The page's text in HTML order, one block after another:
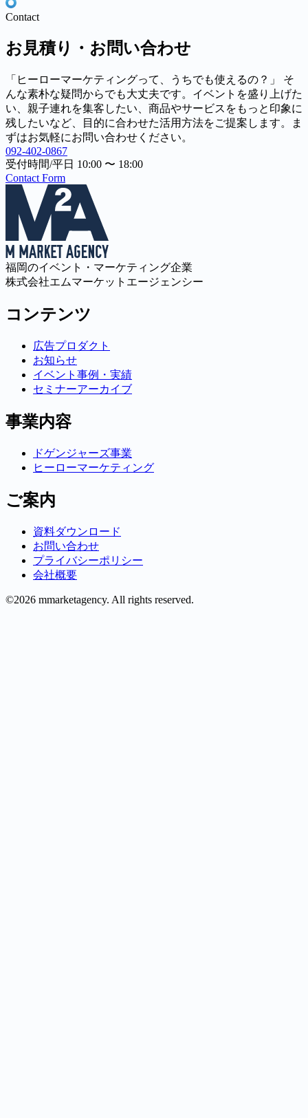
Contact
お見積り・お問い合わせ
「ヒーローマーケティングって、うちでも使えるの？」 そ
んな素朴な疑問からでも大丈夫です。イベントを盛り上げた
い、親子連れを集客したい、商品やサービスをもっと印象に
残したいなど、目的に合わせた活用方法をご提案します。ま
ずはお気軽にお問い合わせください。
092-402-0867
受付時間/平日 10:00 〜 18:00
Contact Form
福岡のイベント・マーケティング企業
株式会社エムマーケットエージェンシー
コンテンツ
広告プロダクト
お知らせ
イベント事例・実績
セミナーアーカイブ
事業内容
ドゲンジャーズ事業
ヒーローマーケティング
ご案内
資料ダウンロード
お問い合わせ
プライバシーポリシー
会社概要
©2026 mmarketagency. All rights reserved.